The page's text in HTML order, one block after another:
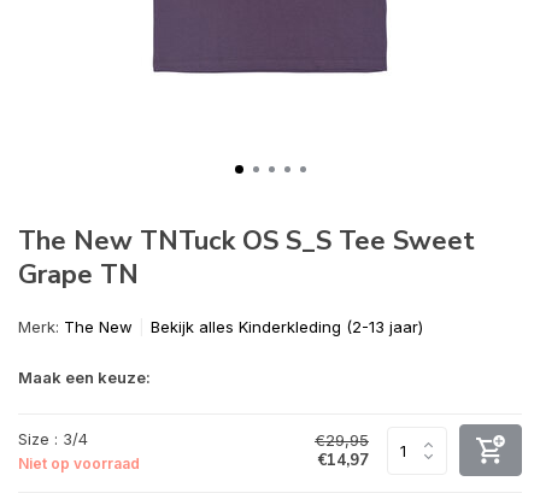
The New TNTuck OS S_S Tee Sweet
Grape TN
Merk: The New Bekijk alles Kinderkleding (2-13 jaar)
Maak een keuze:
Size : 3/4
Niet op voorraad
€29,95
€14,97